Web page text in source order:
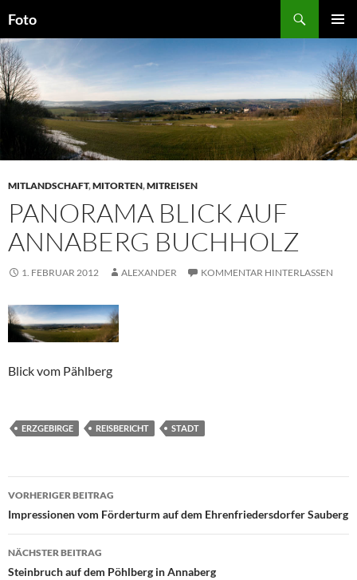
Inhalt
springen
Foto
MENÜ
MITLANDSCHAFT,MITORTEN,MITREISEN
PANORAMA BLICK AUF
ANNABERG BUCHHOLZ
1. FEBRUAR 2012 ALEXANDER KOMMENTAR HINTERLASSEN
Blick vom Pählberg
ERZGEBIRGE REISBERICHT STADT
Beitragsnavigation
VORHERIGER BEITRAG
Impressionen vom Förderturm auf dem Ehrenfriedersdorfer Sauberg
NÄCHSTER BEITRAG
Steinbruch auf dem Pöhlberg in Annaberg